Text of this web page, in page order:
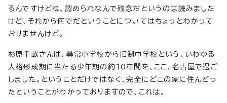
るんですけどね、認められなんで残念だというのは読みました
けど、それから何でだということについてはちょっとわかって
おりませんけど。
杉原千畝さんは、尋常小学校から旧制中学校という、いわゆる
人格形成期に当たる少年期の約10年間を、ここ、名古屋で過ご
しました。ということだけではなく、完全にどこの家に住んどっ
たということがわかっておりますので、これは。